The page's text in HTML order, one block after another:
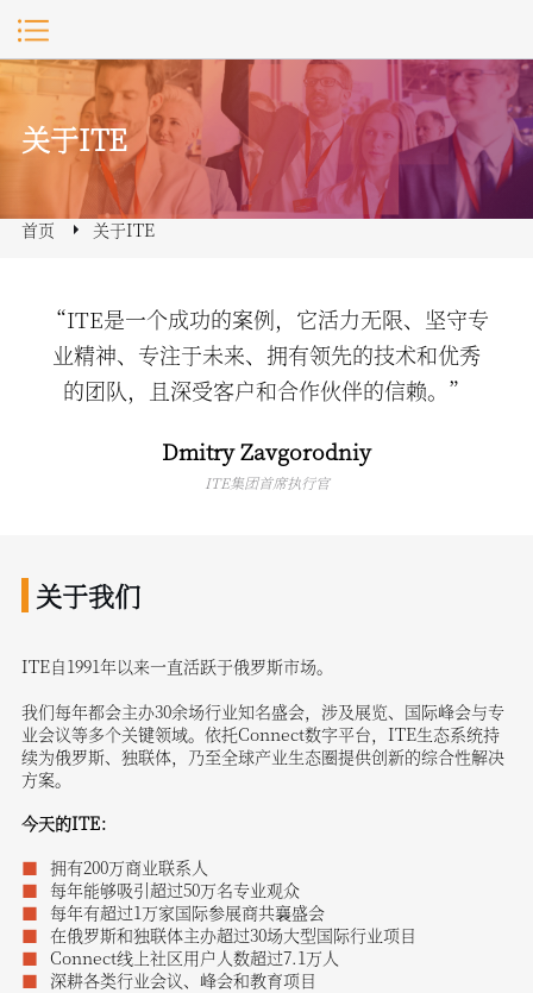
关于ITE
首页 关于ITE
“ITE是一个成功的案例，它活力无限、坚守专
业精神、专注于未来、拥有领先的技术和优秀
的团队，且深受客户和合作伙伴的信赖。”
Dmitry Zavgorodniy
ITE集团首席执行官
关于我们
ITE自1991年以来一直活跃于俄罗斯市场。
我们每年都会主办30余场行业知名盛会，涉及展览、国际峰会与专
业会议等多个关键领域。依托Connect数字平台，ITE生态系统持
续为俄罗斯、独联体，乃至全球产业生态圈提供创新的综合性解决
方案。
今天的ITE：
拥有200万商业联系人
每年能够吸引超过50万名专业观众
每年有超过1万家国际参展商共襄盛会
在俄罗斯和独联体主办超过30场大型国际行业项目
Connect线上社区用户人数超过7.1万人
深耕各类行业会议、峰会和教育项目